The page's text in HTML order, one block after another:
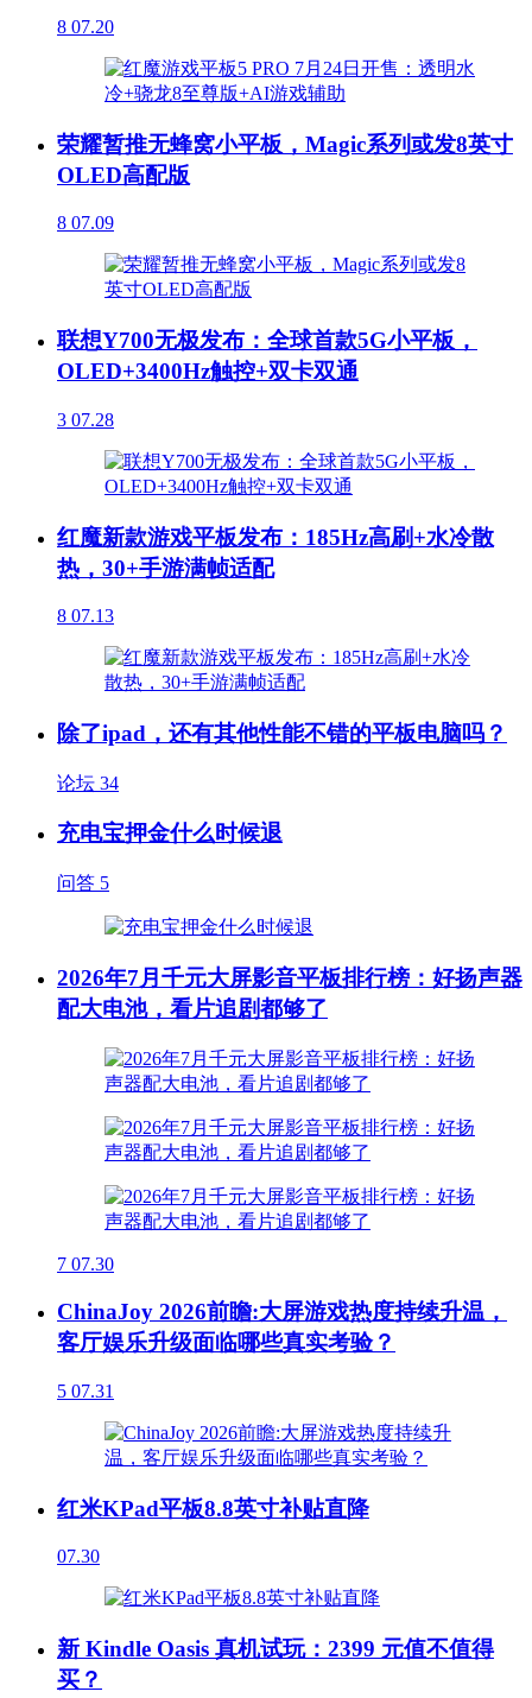
8 07.20
荣耀暂推无蜂窝小平板，Magic系列或发8英寸
OLED高配版
8 07.09
联想Y700无极发布：全球首款5G小平板，
OLED+3400Hz触控+双卡双通
3 07.28
红魔新款游戏平板发布：185Hz高刷+水冷散
热，30+手游满帧适配
8 07.13
除了ipad，还有其他性能不错的平板电脑吗？
论坛 34
充电宝押金什么时候退
问答 5
2026年7月千元大屏影音平板排行榜：好扬声器
配大电池，看片追剧都够了
7 07.30
ChinaJoy 2026前瞻:大屏游戏热度持续升温，
客厅娱乐升级面临哪些真实考验？
5 07.31
红米KPad平板8.8英寸补贴直降
07.30
新 Kindle Oasis 真机试玩：2399 元值不值得
买？